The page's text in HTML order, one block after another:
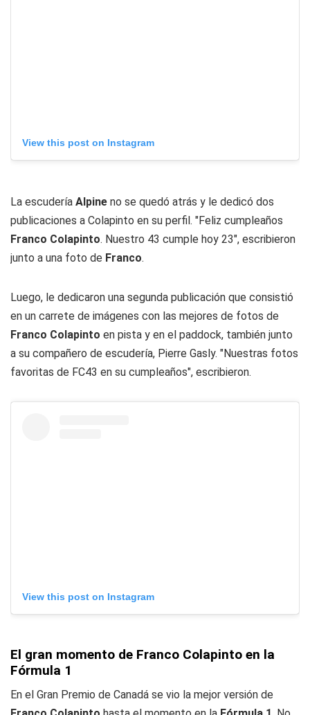
View this post on Instagram
La escudería Alpine no se quedó atrás y le dedicó dos
publicaciones a Colapinto en su perfil. "Feliz cumpleaños
Franco Colapinto. Nuestro 43 cumple hoy 23", escribieron
junto a una foto de Franco.
Luego, le dedicaron una segunda publicación que consistió
en un carrete de imágenes con las mejores de fotos de
Franco Colapinto en pista y en el paddock, también junto
a su compañero de escudería, Pierre Gasly. "Nuestras fotos
favoritas de FC43 en su cumpleaños", escribieron.
View this post on Instagram
El gran momento de Franco Colapinto en la
Fórmula 1
En el Gran Premio de Canadá se vio la mejor versión de